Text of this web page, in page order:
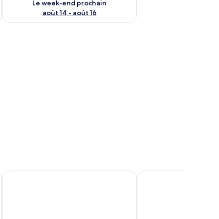
Le week-end prochain
août 14 - août 16
donnant sur un balcon.
Hot Spring Futamata Yunohana
Kanucha Bay Hotels & Villas Hotel Tomas Nago